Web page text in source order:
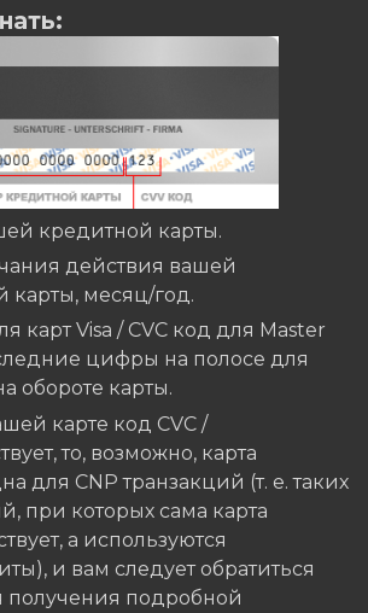
кредитной карты.
действия вашей
карты, месяц/год.
карт Visa / CVC код для Master
цифры на полосе для
обороте карты.
карте код CVC /
то, возможно, карта
для CNP транзакций (т. е. таких
при которых сама карта
а используются
и вам следует обратиться
получения подробной